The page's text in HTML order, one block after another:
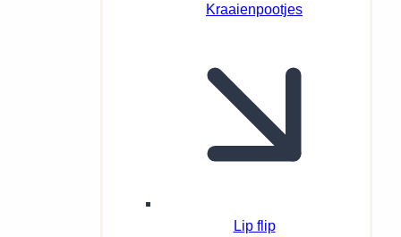
Kraaienpootjes
Lip flip